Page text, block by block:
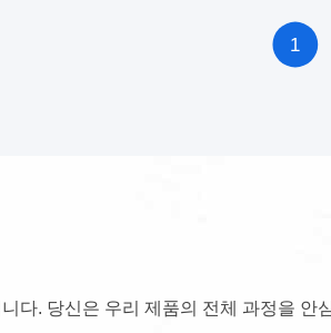
1
다. 당신은 우리 제품의 전체 과정을 안